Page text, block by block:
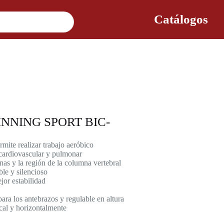
Catálogos
SPORT BIC-
realizar trabajo aeróbico
y pulmonar
y la región de la columna vertebral
y silencioso
estabilidad
los antebrazos y regulable en altura
y horizontalmente